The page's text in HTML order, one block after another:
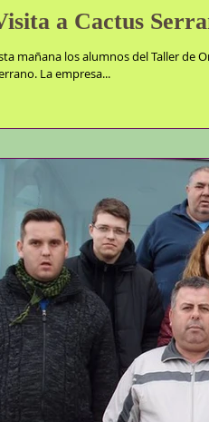
a Cactus
mañana los alumnos del Taller de
La empresa...